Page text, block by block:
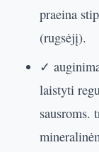
praeina
(rugsėjį).
✓
laistyti
sausroms.